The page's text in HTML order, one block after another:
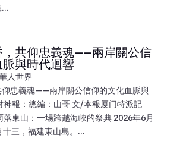
，共仰忠義魂——兩岸關公信
與時代迴響
人世界
仰忠義魂——兩岸關公信仰的文化血脈與
神報：總編：山哥 文/本報厦门特派記
落東山：一場跨越海峽的祭典 2026年6月
三，福建東山島。...